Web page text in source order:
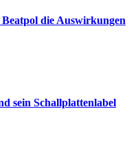
die Auswirkungen
sein Schallplattenlabel